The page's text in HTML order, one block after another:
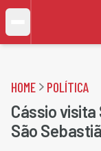
HOME POLÍTICA
Cássio
São